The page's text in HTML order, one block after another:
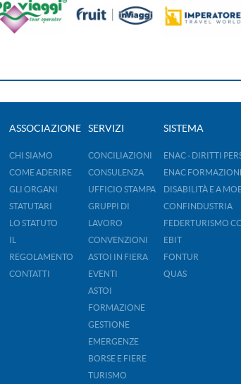
ASSOCIAZIONE
CHI SIAMO
COME ADERIRE
GLI ORGANI
STATUTARI
LO STATUTO
REGOLAMENTO
CONTATTI
SERVIZI
CONCILIAZIONI
CONSULENZA
UFFICIO STAMPA
GRUPPI DI
LAVORO
CONVENZIONI
ASTOI IN FIERA
EVENTI
ASTOI
FORMAZIONE
GESTIONE
EMERGENZE
BORSE E FIERE
TURISMO
SISTEMA
ENAC - DIRITTI
ENAC
DISABILITÀ E A
CONFINDUSTRIA
FEDERTURISMO
EBIT
FONTUR
QUAS